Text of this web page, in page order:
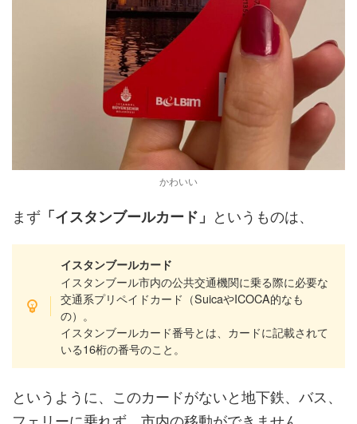
かわいい
まず 「イスタンブールカード」 というものは、
イスタンブールカード
イスタンブール市内の公共交通機関に乗る際に必要な
交通系プリペイドカード（SuicaやICOCA的なも
の）。
イスタンブールカード番号とは、カードに記載されて
いる16桁の番号のこと。
というように、このカードがないと地下鉄、バス、